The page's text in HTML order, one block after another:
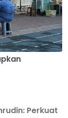
Perkuat